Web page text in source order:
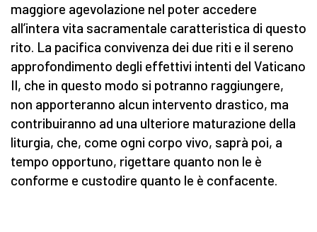
maggiore agevolazione nel poter accedere
all’intera vita sacramentale caratteristica di questo
rito. La pacifica convivenza dei due riti e il sereno
approfondimento degli effettivi intenti del Vaticano
II, che in questo modo si potranno raggiungere,
non apporteranno alcun intervento drastico, ma
contribuiranno ad una ulteriore maturazione della
liturgia, che, come ogni corpo vivo, saprà poi, a
tempo opportuno, rigettare quanto non le è
conforme e custodire quanto le è confacente.